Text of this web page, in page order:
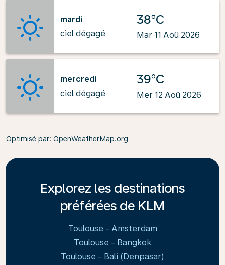
mardi
ciel dégagé
38°C
Mar 11 Aoû 2026
mercredi
ciel dégagé
39°C
Mer 12 Aoû 2026
Optimisé par: OpenWeatherMap.org
Explorez les destinations
préférées de KLM
Toulouse - Amsterdam
Toulouse - Bangkok
Toulouse - Bali (Denpasar)